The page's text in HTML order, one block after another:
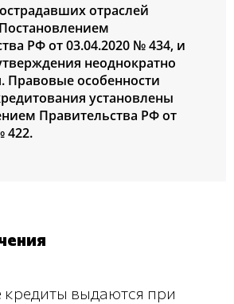
отраслей
РФ от 03.04.2020 № 434, и
неоднократно
Правовые особенности
установлены
Правительства РФ от
422.
кредиты выдаются при